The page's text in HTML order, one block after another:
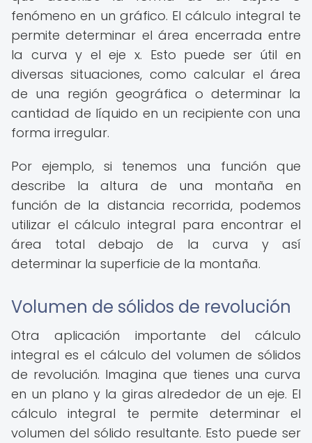
fenómeno en un gráfico. El cálculo integral te
permite determinar el área encerrada entre
la curva y el eje x. Esto puede ser útil en
diversas situaciones, como calcular el área
de una región geográfica o determinar la
cantidad de líquido en un recipiente con una
forma irregular.
Por ejemplo, si tenemos una función que
describe la altura de una montaña en
función de la distancia recorrida, podemos
utilizar el cálculo integral para encontrar el
área total debajo de la curva y así
determinar la superficie de la montaña.
Volumen de sólidos de revolución
Otra aplicación importante del cálculo
integral es el cálculo del volumen de sólidos
de revolución. Imagina que tienes una curva
en un plano y la giras alrededor de un eje. El
cálculo integral te permite determinar el
volumen del sólido resultante. Esto puede ser